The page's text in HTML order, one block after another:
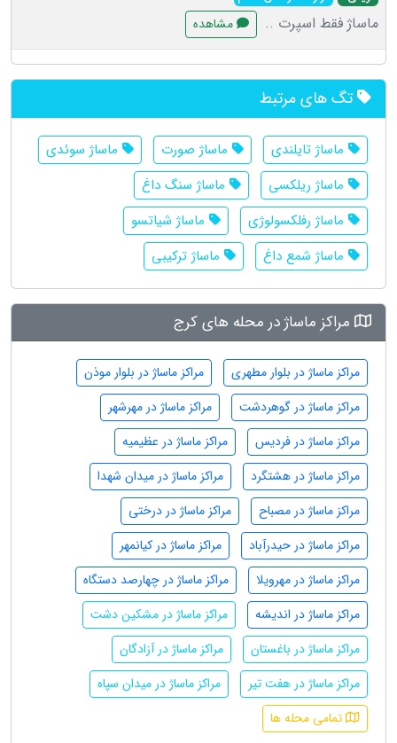
ماساژ فقط اسپرت .. مشاهده
تگ های مرتبط
ماساژ تایلندی ماساژ صورت
ماساژ سوئدی
ماساژ ریلکسی
ماساژ سنگ داغ
ماساژ رفلکسولوژی
ماساژ شیاتسو
ماساژ شمع داغ
ماساژ ترکیبی
مراکز ماساژ در محله های کرج
مراکز ماساژ در بلوار مطهری
مراکز ماساژ در بلوار موذن
مراکز ماساژ در گوهردشت
مراکز ماساژ در مهرشهر
مراکز ماساژ در فردیس
مراکز ماساژ در عظیمیه
مراکز ماساژ در هشتگرد
مراکز ماساژ در میدان شهدا
مراکز ماساژ در مصباح
مراکز ماساژ در درختی
مراکز ماساژ در حیدرآباد
مراکز ماساژ در کیانمهر
مراکز ماساژ در مهرویلا
مراکز ماساژ در چهارصد دستگاه
مراکز ماساژ در اندیشه
مراکز ماساژ در مشکین دشت
مراکز ماساژ در باغستان
مراکز ماساژ در آزادگان
مراکز ماساژ در هفت تیر
مراکز ماساژ در میدان سپاه
تمامی محله ها